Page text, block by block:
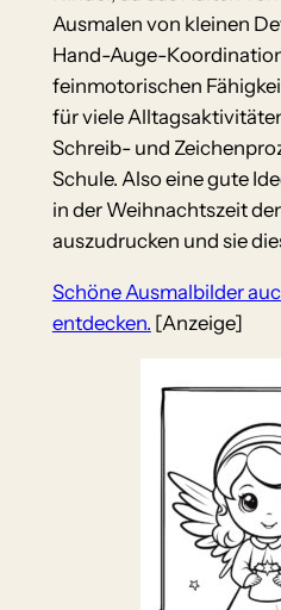
Ausmalen von kleinen
Hand-Auge-
feinmotorischen
für viele
Schreib- und
Schule. Also eine gute
in der Weihnachtszeit
auszudrucken und sie
Schöne Ausmalbilder
entdecken. [Anzeige]